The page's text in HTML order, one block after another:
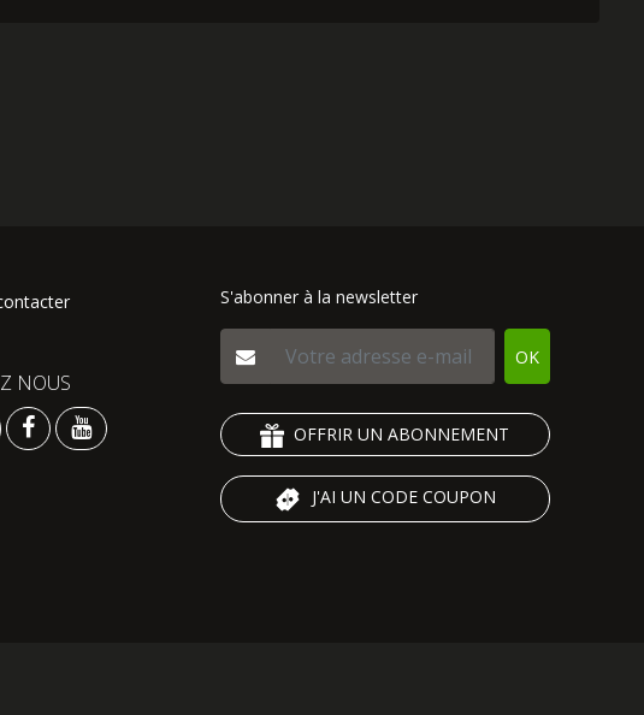
NOUS
S'abonner à la newsletter
OK
OFFRIR UN ABONNEMENT
J'AI UN CODE COUPON